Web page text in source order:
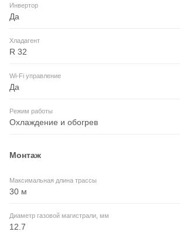
Инвертор
Да
Хладагент
R 32
Wi-Fi управление
Да
Режим работы
Охлаждение и обогрев
Монтаж
Максимальная длина трассы
30 м
Диаметр газовой магистрали, мм
12.7